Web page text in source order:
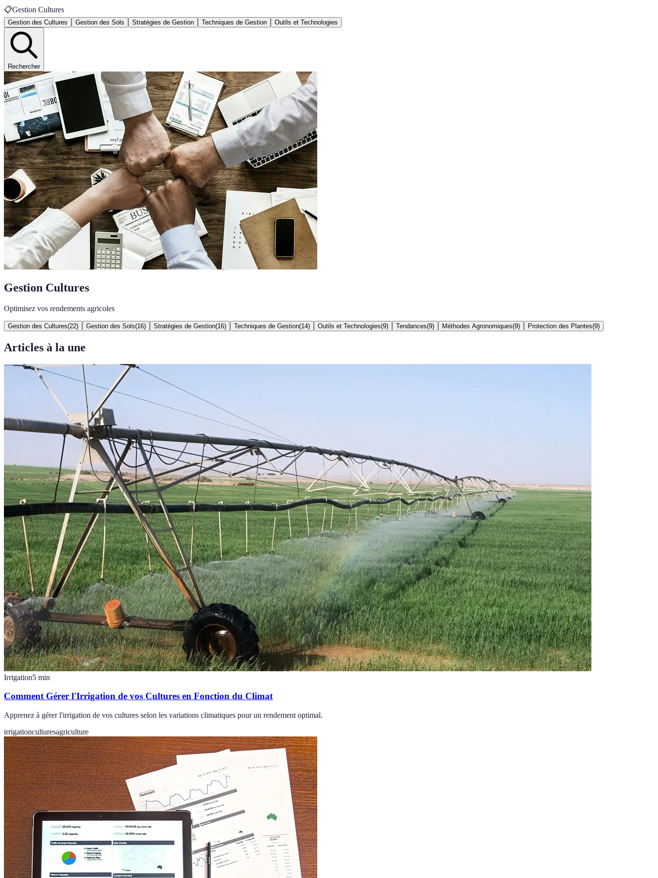
📋Gestion Cultures
Gestion des Cultures Gestion des Sols Stratégies de Gestion Techniques de Gestion Outils et Technologies
Rechercher
Gestion Cultures
Optimisez vos rendements agricoles
Gestion des Cultures(22) Gestion des Sols(16) Stratégies de Gestion(16) Techniques de Gestion(14) Outils et Technologies(9) Tendances(9) Méthodes Agronomiques(9) Protection des Plantes(9)
Articles à la une
Irrigation5 min
Comment Gérer l'Irrigation de vos Cultures en Fonction du Climat
Apprenez à gérer l'irrigation de vos cultures selon les variations climatiques pour un rendement optimal.
irrigationculturesagriculture